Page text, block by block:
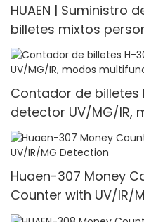
HUAEN | Suministro
billetes mixtos
Contador de billetes
detector UV/MG/IR,
unidades/min
Huaen-307 Money
Counter with UV/IR/